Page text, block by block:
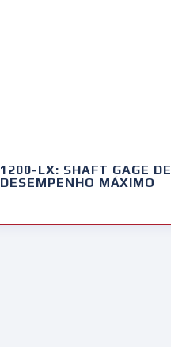
1200-LX: SHAFT GAGE DE
DESEMPENHO MÁXIMO